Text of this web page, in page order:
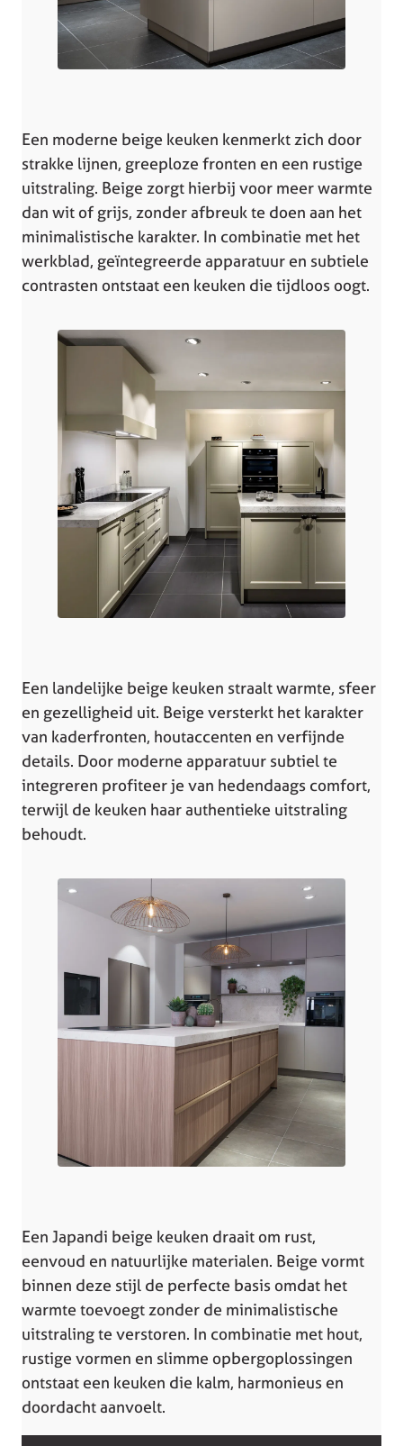
Een moderne beige keuken kenmerkt zich door
strakke lijnen, greeploze fronten en een rustige
uitstraling. Beige zorgt hierbij voor meer warmte
dan wit of grijs, zonder afbreuk te doen aan het
minimalistische karakter. In combinatie met het
werkblad, geïntegreerde apparatuur en subtiele
contrasten ontstaat een keuken die tijdloos oogt.
Een landelijke beige keuken straalt warmte, sfeer
en gezelligheid uit. Beige versterkt het karakter
van kaderfronten, houtaccenten en verfijnde
details. Door moderne apparatuur subtiel te
integreren profiteer je van hedendaags comfort,
terwijl de keuken haar authentieke uitstraling
behoudt.
Een Japandi beige keuken draait om rust,
eenvoud en natuurlijke materialen. Beige vormt
binnen deze stijl de perfecte basis omdat het
warmte toevoegt zonder de minimalistische
uitstraling te verstoren. In combinatie met hout,
rustige vormen en slimme opbergoplossingen
ontstaat een keuken die kalm, harmonieus en
doordacht aanvoelt.